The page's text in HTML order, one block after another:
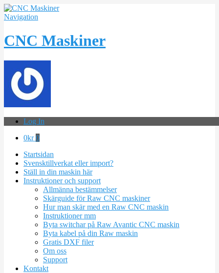
Navigation
CNC Maskiner
Log In
0kr 0
Startsidan
Svensktillverkat eller import?
Ställ in din maskin här
Instruktioner och support
Allmänna bestämmelser
Skärguide för Raw CNC maskiner
Hur man skär med en Raw CNC maskin
Instruktioner mm
Byta switchar på Raw Avantic CNC maskin
Byta kabel på din Raw maskin
Gratis DXF filer
Om oss
Support
Kontakt